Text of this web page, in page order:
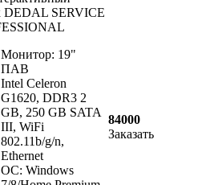
Монитор: 19"
ПАВ
Intel Celeron
G1620, DDR3 2
GB, 250 GB SATA
III, WiFi
802.11b/g/n,
Ethernet
ОС: Windows
84000
Заказать